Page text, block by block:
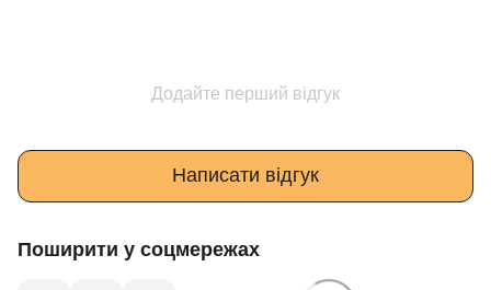
Додайте перший відгук
Написати відгук
Поширити у соцмережах